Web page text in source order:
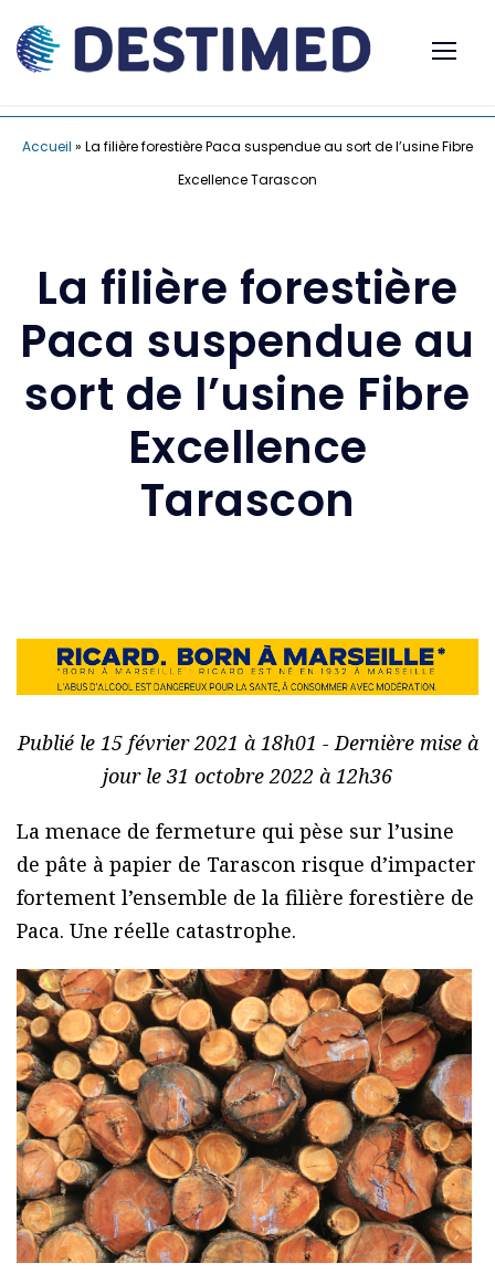
Accueil » La filière forestière Paca suspendue au sort de l’usine Fibre
Excellence Tarascon
La filière forestière
Paca suspendue au
sort de l’usine Fibre
Excellence
Tarascon
Publié le 15 février 2021 à 18h01 - Dernière mise à
jour le 31 octobre 2022 à 12h36
La menace de fermeture qui pèse sur l’usine
de pâte à papier de Tarascon risque d’impacter
fortement l’ensemble de la filière forestière de
Paca. Une réelle catastrophe.